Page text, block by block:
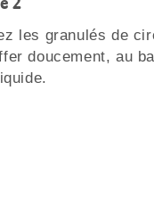
les granulés de
doucement, au